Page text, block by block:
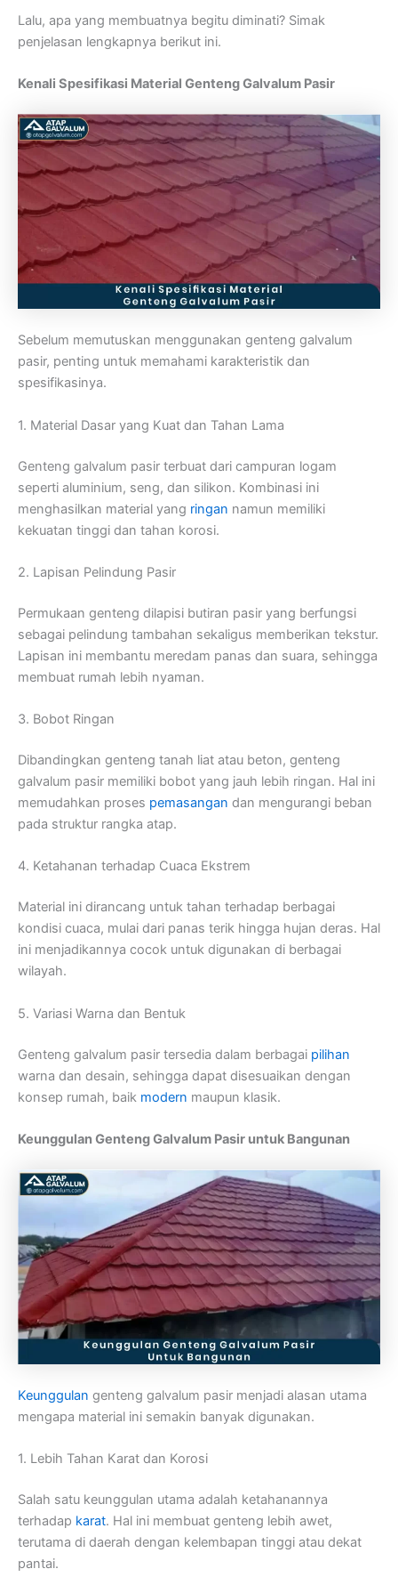
Lalu, apa yang membuatnya begitu diminati? Simak
penjelasan lengkapnya berikut ini.
Kenali Spesifikasi Material Genteng Galvalum Pasir
Sebelum memutuskan menggunakan genteng galvalum
pasir, penting untuk memahami karakteristik dan
spesifikasinya.
1. Material Dasar yang Kuat dan Tahan Lama
Genteng galvalum pasir terbuat dari campuran logam
seperti aluminium, seng, dan silikon. Kombinasi ini
menghasilkan material yang ringan namun memiliki
kekuatan tinggi dan tahan korosi.
2. Lapisan Pelindung Pasir
Permukaan genteng dilapisi butiran pasir yang berfungsi
sebagai pelindung tambahan sekaligus memberikan tekstur.
Lapisan ini membantu meredam panas dan suara, sehingga
membuat rumah lebih nyaman.
3. Bobot Ringan
Dibandingkan genteng tanah liat atau beton, genteng
galvalum pasir memiliki bobot yang jauh lebih ringan. Hal ini
memudahkan proses pemasangan dan mengurangi beban
pada struktur rangka atap.
4. Ketahanan terhadap Cuaca Ekstrem
Material ini dirancang untuk tahan terhadap berbagai
kondisi cuaca, mulai dari panas terik hingga hujan deras. Hal
ini menjadikannya cocok untuk digunakan di berbagai
wilayah.
5. Variasi Warna dan Bentuk
Genteng galvalum pasir tersedia dalam berbagai pilihan
warna dan desain, sehingga dapat disesuaikan dengan
konsep rumah, baik modern maupun klasik.
Keunggulan Genteng Galvalum Pasir untuk Bangunan
Keunggulan genteng galvalum pasir menjadi alasan utama
mengapa material ini semakin banyak digunakan.
1. Lebih Tahan Karat dan Korosi
Salah satu keunggulan utama adalah ketahanannya
terhadap karat. Hal ini membuat genteng lebih awet,
terutama di daerah dengan kelembapan tinggi atau dekat
pantai.